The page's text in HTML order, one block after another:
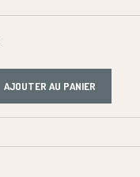
AJOUTER AU PANIER